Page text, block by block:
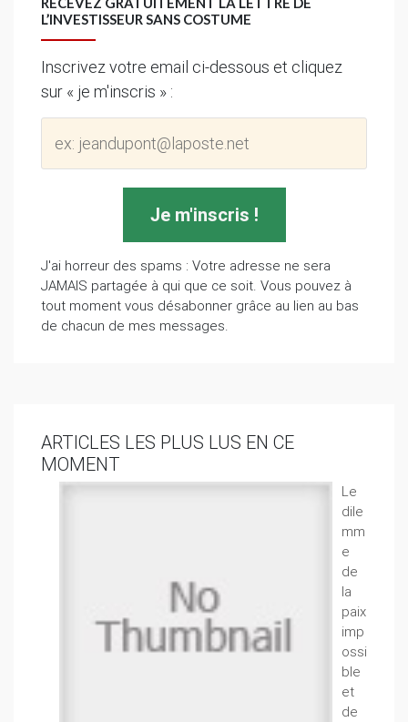
L’INVESTISSEUR SANS COSTUME
Inscrivez votre email ci-dessous et cliquez
sur « je m'inscris » :
J'ai horreur des spams : Votre adresse ne sera
JAMAIS partagée à qui que ce soit. Vous pouvez à
tout moment vous désabonner grâce au lien au bas
de chacun de mes messages.
ARTICLES LES PLUS LUS EN CE
MOMENT
Le
dile
mm
e
de
la
paix
imp
ossi
ble
et
de